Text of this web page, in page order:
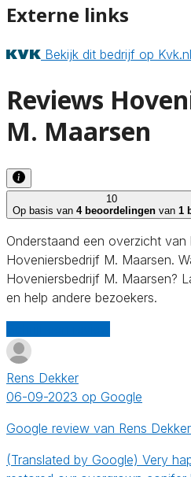
Externe links
Bekijk dit bedrijf op Kvk.nl
Reviews
M. Maarsen
10
Op basis van 4 beoordelingen van 1
Onderstaand een overzicht
Hoveniersbedrijf M. Maarsen.
Hoveniersbedrijf M. Maarsen?
en help andere bezoekers.
Rens Dekker
06-09-2023 op Google
Google review van Rens Dekker
(Translated by Google) Very